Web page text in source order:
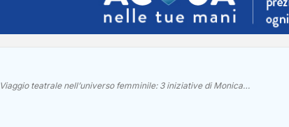
Viaggio teatrale nell’universo femminile: 3 iniziative di Monica…